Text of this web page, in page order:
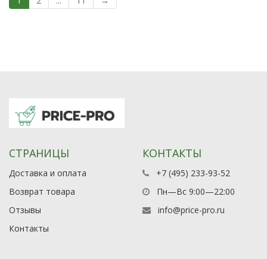
СТРАНИЦЫ
Доставка и оплата
Возврат товара
Отзывы
Контакты
КОНТАКТЫ
+7 (495) 233-93-52
Пн—Вс 9:00—22:00
info@price-pro.ru